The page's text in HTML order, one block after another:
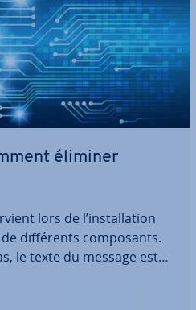
éliminer
lors de l’ins­tal­la­tion
dif­fé­rents com­po­sants.
le texte du message est
3.5 (inclut .NET 2.0